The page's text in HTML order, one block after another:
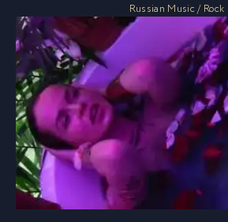
Russian Music / Rock